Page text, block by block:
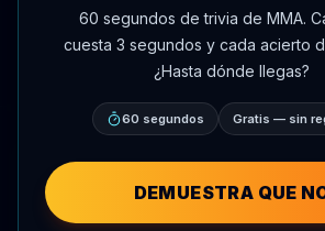
Oscar Nascimento
AgentMMA.com
Belal Muhammad entra en su
60 segundos de trivia de MMA.
cuesta 3 segundos y cada acierto
¿Hasta dónde llegas?
60 segundos Gratis — sin
DEMUESTRA QUE